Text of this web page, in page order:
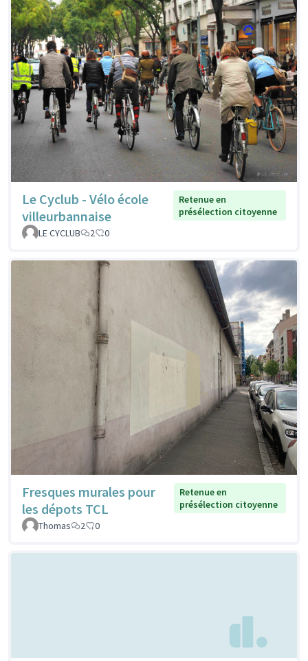
Le Cyclub - Vélo école
villeurbannaise
Retenue en
présélection citoyenne
LE CYCLUB
2 0
Fresques murales pour
les dépots TCL
Retenue en
présélection citoyenne
Thomas
2 0